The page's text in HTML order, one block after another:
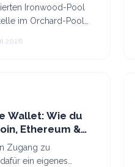
Ironwood-Pool
im Orchard-Pool
Token ermöglichte.
2026
Wallet: Wie du
Ethereum &
Zugang zu
ein eigenes